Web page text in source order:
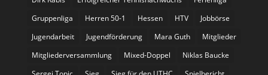
Gruppenliga
Herren 50-1 Hessen HTV
Jobbörse
Jugendarbeit
Jugendförderung Mara Guth
Mitglieder
Mitgliederversammlung
Mixed-Doppel
Niklas Baucke